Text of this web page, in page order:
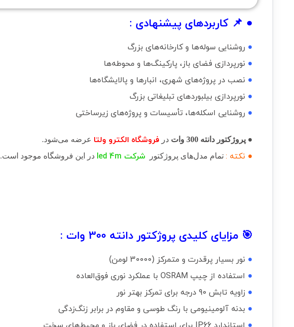
● 📌 کاربردهای پیشنهادی :
● روشنایی سوله‌ها و کارخانه‌های بزرگ
● نورپردازی فضای باز، پارکینگ‌ها و محوطه‌ها
● نصب در پروژه‌های شهری، انبارها و پالایشگاه‌ها
● نورپردازی بیلبوردهای تبلیغاتی بزرگ
● روشنایی اسکله‌ها، تأسیسات و پروژه‌های زیرساختی
● پروژکتور دانته 300 وات در فروشگاه الکترو ولتا عرضه می‌شود.
● نکته : تمام مدل‌های پروژکتور شرکت led 4m در این فروشگاه موجود است.
🎯 مزایای کلیدی پروژکتور دانته 300 وات :
● نور بسیار پرقدرت و متمرکز (30000 لومن)
● استفاده از چیپ OSRAM با عملکرد نوری فوق‌العاده
● زاویه تابش 90 درجه برای تمرکز بهتر نور
● بدنه آلومینیومی با رنگ طوسی و مقاوم در برابر زنگ‌زدگی